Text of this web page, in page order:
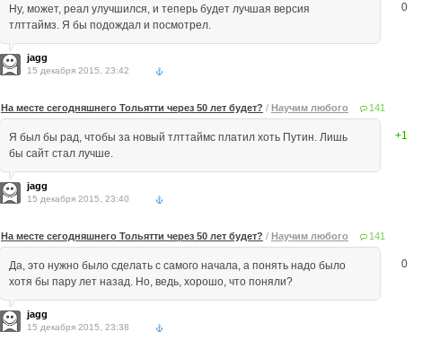
0
Ну, может, реал улучшился, и теперь будет лучшая версия
тлттаймз. Я бы подождал и посмотрел.
jagg
15 декабря 2015, 23:42
На месте сегодняшнего Тольятти через 50 лет будет? / Научим любого 141
+1
Я был бы рад, чтобы за новый тлттаймс платил хоть Путин. Лишь
бы сайт стал лучше.
jagg
15 декабря 2015, 23:40
На месте сегодняшнего Тольятти через 50 лет будет? / Научим любого 141
0
Да, это нужно было сделать с самого начала, а понять надо было
хотя бы пару лет назад. Но, ведь, хорошо, что поняли?
jagg
15 декабря 2015, 23:38